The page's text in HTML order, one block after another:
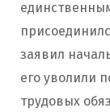
заявил
его уволили
трудовых